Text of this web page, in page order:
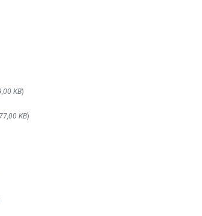
KB)
KB)